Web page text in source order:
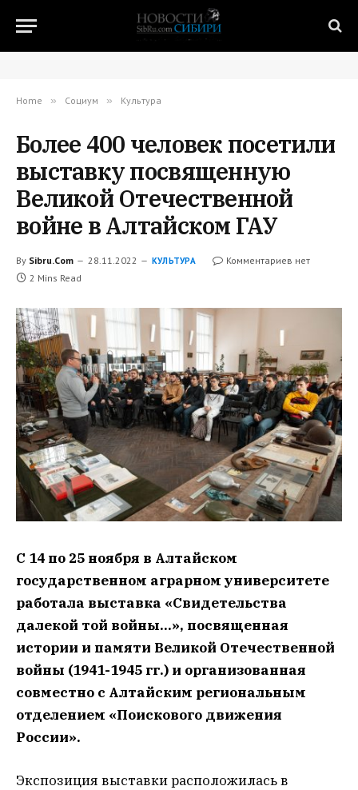
Home » Социум » Культура
Более 400 человек посетили
выставку посвященную
Великой Отечественной
войне в Алтайском ГАУ
By Sibru.Com 28.11.2022 КУЛЬТУРА
Комментариев нет
2 Mins Read
С 14 по 25 ноября в Алтайском
государственном аграрном университете
работала выставка «Свидетельства
далекой той войны…», посвященная
истории и памяти Великой Отечественной
войны (1941-1945 гг.) и организованная
совместно с Алтайским региональным
отделением «Поискового движения
России».
Экспозиция выставки расположилась в